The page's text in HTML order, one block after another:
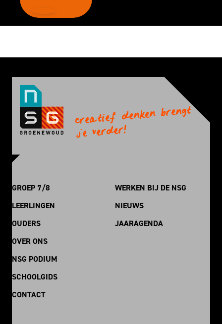
creatief denken brengt
je verder!
GROEP 7/8
LEERLINGEN
OUDERS
OVER ONS
NSG PODIUM
SCHOOLGIDS
CONTACT
WERKEN BIJ DE NSG
NIEUWS
JAARAGENDA